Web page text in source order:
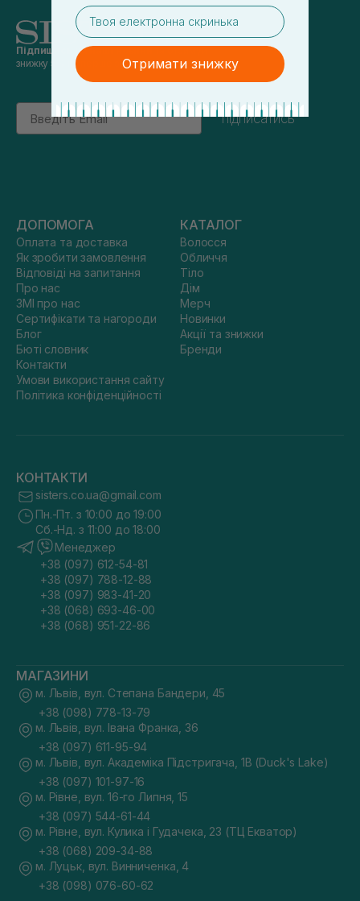
Підпишись на наші новини
знижку 5% на перше замовлення
Email
підписатись
ДОПОМОГА
Оплата та доставка
Як зробити замовлення
Відповіді на запитання
Про нас
ЗМІ про нас
Сертифікати та нагороди
Блог
Бюті словник
Контакти
Умови використання сайту
Політика конфіденційності
КАТАЛОГ
Волосся
Обличчя
Тіло
Дім
Мерч
Новинки
Акції та знижки
Бренди
КОНТАКТИ
sisters.co.ua@gmail.com
Пн.-Пт. з 10:00 до 19:00
Сб.-Нд. з 11:00 до 18:00
Менеджер
+38 (097) 612-54-81
+38 (097) 788-12-88
+38 (097) 983-41-20
+38 (068) 693-46-00
+38 (068) 951-22-86
МАГАЗИНИ
м. Львів, вул. Степана Бандери, 45
+38 (098) 778-13-79
м. Львів, вул. Івана Франка, 36
+38 (097) 611-95-94
м. Львів, вул. Академіка Підстригача, 1В (Duck's Lake)
+38 (097) 101-97-16
м. Рівне, вул. 16-го Липня, 15
+38 (097) 544-61-44
м. Рівне, вул. Кулика і Гудачека, 23 (ТЦ Екватор)
+38 (068) 209-34-88
м. Луцьк, вул. Винниченка, 4
+38 (098) 076-60-62
email
Отримати знижку